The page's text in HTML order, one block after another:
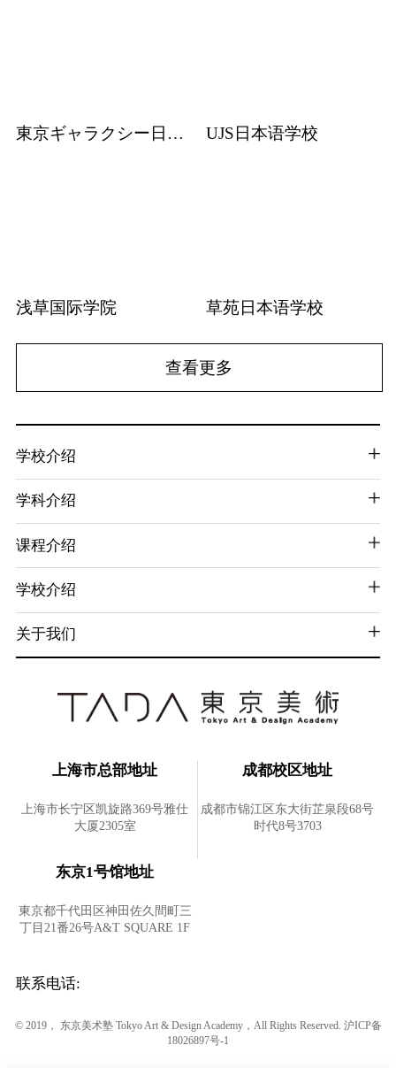
東京ギャラクシー日本語学校 UJS日本语学校
浅草国际学院 草苑日本语学校
查看更多
学校介绍
学科介绍
课程介绍
学校介绍
关于我们
上海市总部地址
上海市长宁区凯旋路369号雅仕
大厦2305室
成都校区地址
成都市锦江区东大街芷泉段68号
时代8号3703
东京1号馆地址
東京都千代田区神田佐久間町三
丁目21番26号A&T SQUARE 1F
联系电话:
© 2019， 东京美术塾 Tokyo Art & Design Academy，All Rights Reserved. 沪ICP备
18026897号-1